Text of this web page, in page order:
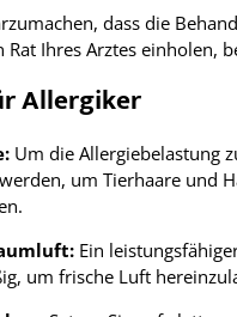
dass die
Ihres Arztes einholen,
Allergiker
Um die Allergiebelastung
um Tierhaare und
Ein
um frische Luft